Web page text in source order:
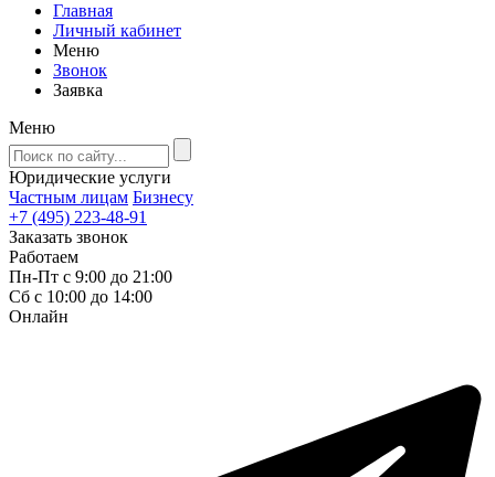
Главная
Личный кабинет
Меню
Звонок
Заявка
Меню
Юридические услуги
Частным лицам Бизнесу
+7 (495) 223-48-91
Заказать звонок
Работаем
Пн-Пт с 9:00 до 21:00
Сб с 10:00 до 14:00
Онлайн